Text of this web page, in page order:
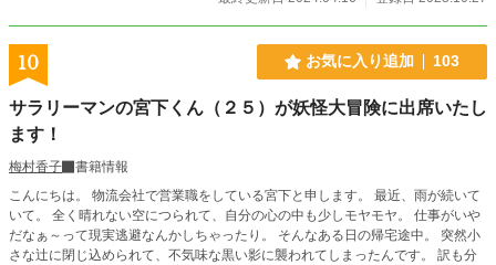
10 お気に入り追加 103
サラリーマンの宮下くん（２５）が妖怪大冒険に出席いたし
ます！
梅村香子
書籍情報
こんにちは。 物流会社で営業職をしている宮下と申します。 最近、雨が続いて
いて。 全く晴れない空につられて、自分の心の中も少しモヤモヤ。 仕事がいや
だなぁ～って現実逃避なんかしちゃったり。 そんなある日の帰宅途中。 突然小
さな辻に閉じ込められて、不気味な黒い影に襲われてしまったんです。 訳も分